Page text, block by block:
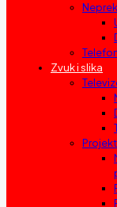
Zvuk i slika